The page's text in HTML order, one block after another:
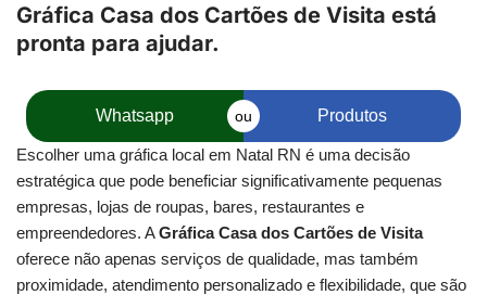
Gráfica Casa dos Cartões de Visita está
pronta para ajudar.
Whatsapp ou Produtos
Escolher uma gráfica local em Natal RN é uma decisão
estratégica que pode beneficiar significativamente pequenas
empresas, lojas de roupas, bares, restaurantes e
empreendedores. AGráfica Casa dos Cartões de Visita
oferece não apenas serviços de qualidade, mas também
proximidade, atendimento personalizado e flexibilidade, que são